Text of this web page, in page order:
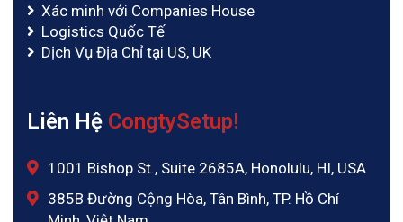
Xác minh với Companies House
Logistics Quốc Tế
Dịch Vụ Địa Chỉ tại US, UK
Liên Hệ CongtySetup!
1001 Bishop St., Suite 2685A, Honolulu, HI, USA
385B Đường Cộng Hòa, Tân Bình, TP. Hồ Chí